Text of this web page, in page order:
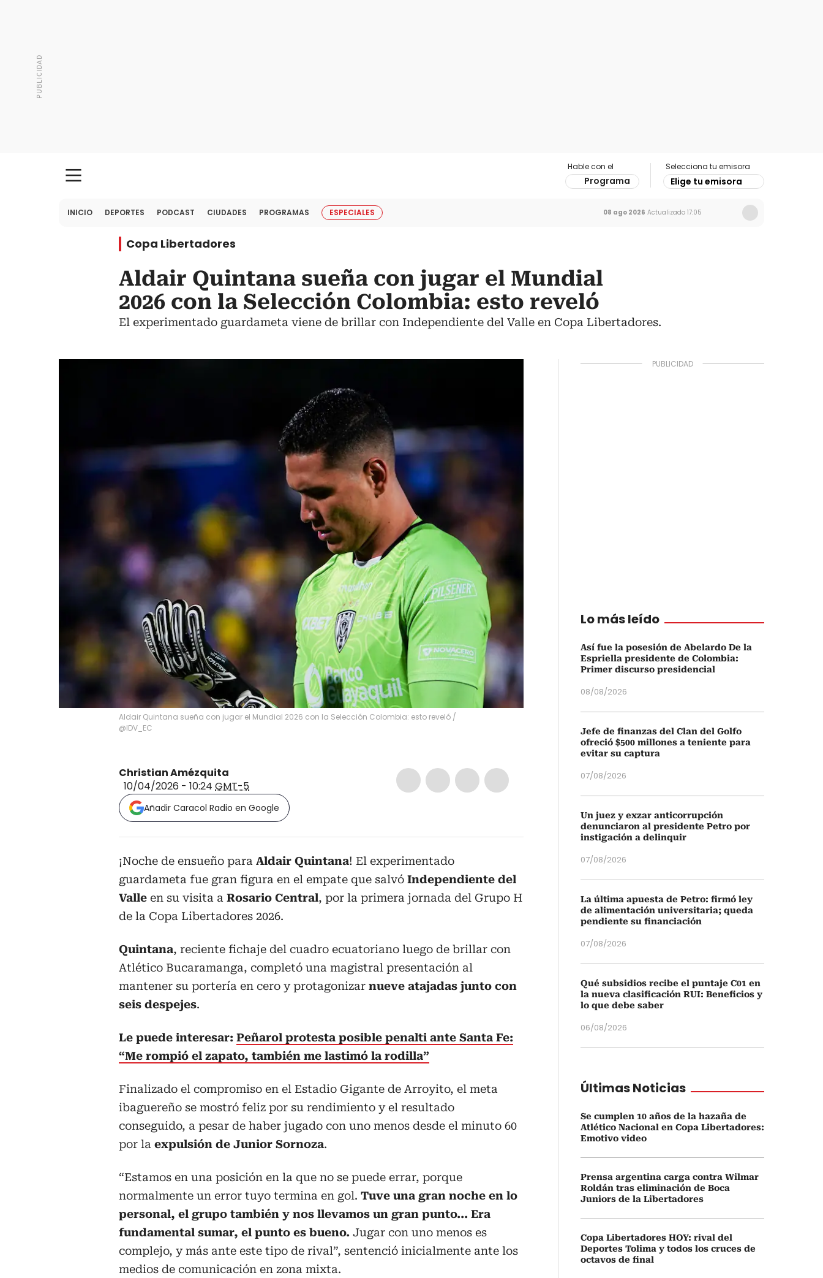
Hable con el
Programa
Selecciona tu emisora
Elige tu emisora
INICIO DEPORTES PODCAST CIUDADES PROGRAMAS ESPECIALES 08 ago 2026 Actualizado 17:05
Copa Libertadores
Aldair Quintana sueña con jugar el Mundial
2026 con la Selección Colombia: esto reveló
El experimentado guardameta viene de brillar con Independiente del Valle en Copa Libertadores.
Aldair Quintana sueña con jugar el Mundial 2026 con la Selección Colombia: esto reveló /
@IDV_EC
Christian Amézquita
10/04/2026 - 10:24 GMT-5
Añadir Caracol Radio en Google
¡Noche de ensueño para Aldair Quintana! El experimentado
guardameta fue gran figura en el empate que salvó Independiente del
Valle en su visita a Rosario Central, por la primera jornada del Grupo H
de la Copa Libertadores 2026.
Quintana, reciente fichaje del cuadro ecuatoriano luego de brillar con
Atlético Bucaramanga, completó una magistral presentación al
mantener su portería en cero y protagonizar nueve atajadas junto con
seis despejes.
Le puede interesar: Peñarol protesta posible penalti ante Santa Fe:
“Me rompió el zapato, también me lastimó la rodilla”
Finalizado el compromiso en el Estadio Gigante de Arroyito, el meta
ibaguereño se mostró feliz por su rendimiento y el resultado
conseguido, a pesar de haber jugado con uno menos desde el minuto 60
por la expulsión de Junior Sornoza.
“Estamos en una posición en la que no se puede errar, porque
normalmente un error tuyo termina en gol. Tuve una gran noche en lo
personal, el grupo también y nos llevamos un gran punto... Era
fundamental sumar, el punto es bueno. Jugar con uno menos es
complejo, y más ante este tipo de rival”, sentenció inicialmente ante los
medios de comunicación en zona mixta.
Lo más leído
Así fue la posesión de Abelardo De la
Espriella presidente de Colombia:
Primer discurso presidencial
08/08/2026
Jefe de finanzas del Clan del Golfo
ofreció $500 millones a teniente para
evitar su captura
07/08/2026
Un juez y exzar anticorrupción
denunciaron al presidente Petro por
instigación a delinquir
07/08/2026
La última apuesta de Petro: firmó ley
de alimentación universitaria; queda
pendiente su financiación
07/08/2026
Qué subsidios recibe el puntaje C01 en
la nueva clasificación RUI: Beneficios y
lo que debe saber
06/08/2026
Últimas Noticias
Se cumplen 10 años de la hazaña de
Atlético Nacional en Copa Libertadores:
Emotivo video
Prensa argentina carga contra Wilmar
Roldán tras eliminación de Boca
Juniors de la Libertadores
Copa Libertadores HOY: rival del
Deportes Tolima y todos los cruces de
octavos de final